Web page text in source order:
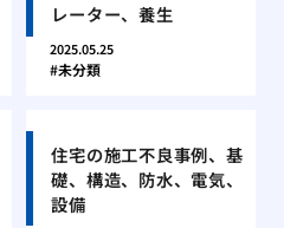
レーター、養生
2025.05.25
未分類
住宅の施工不良事例、基
礎、構造、防水、電気、
設備